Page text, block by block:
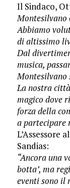
Il Sindaco,
Montesilvano
Abbiamo
di altissimo
Dal
musica,
Montesilvano
La nostra
magico dove
forza della
a partecipare
L’Assessore
Sandias:
“Ancora una
botta’, ma
eventi sono il